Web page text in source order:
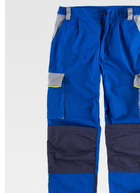
Tallas: 36, 37, 38, 39, 40, 41, 42, 43, 44, 45, 46, 47